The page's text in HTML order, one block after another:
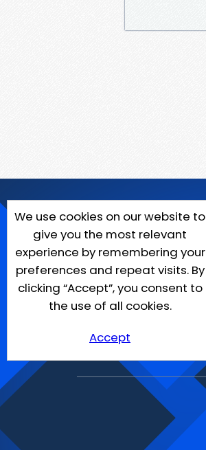
We use cookies on our website to
give you the most relevant
experience by remembering your
preferences and repeat visits. By
clicking “Accept”, you consent to
the use of all cookies.
Accept